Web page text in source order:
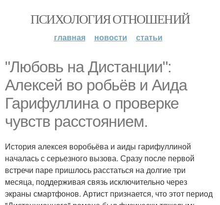
ПСИХОЛОГИЯ ОТНОШЕНИЙ
главная новости статьи
"Любовь на Дистанции":
Алексей во робьёв и Аида
Гарифуллина о проверке
чувств расстоянием.
История алексея воробьёва и аиды гарифуллиной
началась с серьезного вызова. Сразу после первой
встречи паре пришлось расстаться на долгие три
месяца, поддерживая связь исключительно через
экраны смартфонов. Артист признается, что этот период